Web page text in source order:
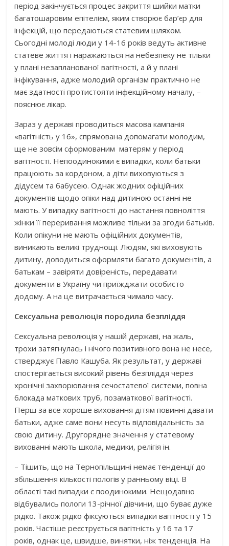
період закінчується процес закриття шийки матки
багатошаровим епітелієм, яким створює бар’єр для
інфекцій, що передаються статевим шляхом.
Сьогодні молоді люди у 14-16 років ведуть активне
статеве життя і наражаються на небезпеку не тільки
у плані незапланованої вагітності, а й у плані
інфікування, адже молодий організм практично не
має здатності протистояти інфекційному началу, –
пояснює лікар.
Зараз у державі проводиться масова кампанія
«вагітність у 16», спрямована допомагати молодим,
ще не зовсім сформованим матерям у період
вагітності. Непоодинокими є випадки, коли батьки
працюють за кордоном, а діти виховуються з
дідусем та бабусею. Однак жодних офіційних
документів щодо опіки над дитиною останні не
мають. У випадку вагітності до настання повноліття
жінки її переривання можливе тільки за згоди батьків.
Коли опікуни не мають офіційних документів,
виникають великі труднощі. Людям, які виховують
дитину, доводиться оформляти багато документів, а
батькам – завіряти довіреність, передавати
документи в Україну чи приїжджати особисто
додому. А на це витрачається чимало часу.
Сексуальна революція породила безпліддя
Сексуальна революція у нашій державі, на жаль,
трохи затягнулась і нічого позитивного вона не несе,
стверджує Павло Кашуба. Як результат, у державі
спостерігається високий рівень безпліддя через
хронічні захворювання сечостатевої системи, повна
блокада маткових труб, позаматкової вагітності.
Перш за все хороше виховання дітям повинні давати
батьки, адже саме вони несуть відповідальність за
свою дитину. Другорядне значення у статевому
вихованні мають школа, медики, релігія ін.
– Тішить, що на Тернопільщині немає тенденції до
збільшення кількості пологів у ранньому віці. В
області такі випадки є поодинокими. Нещодавно
відбувались пологи 13-річної дівчини, що буває дуже
рідко. Також рідко фіксуються випадки вагітності у 15
років. Частіше реєструється вагітність у 16 та 17
років, однак це, швидше, винятки, ніж тенденція. На